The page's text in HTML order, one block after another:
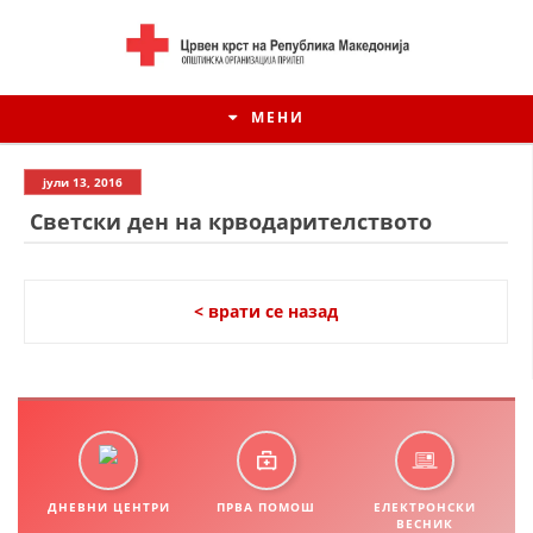
МЕНИ
ИСТОРИЈАТ НА ЦКРСМ
ИСТОРИЈАТ НА ДВИЖЕЊЕТО
јули 13, 2016
Светски ден на крводарителството
< врати се назад
ДНЕВНИ ЦЕНТРИ ПРВА ПОМОШ
ЕЛЕКТРОНСКИ
ВЕСНИК